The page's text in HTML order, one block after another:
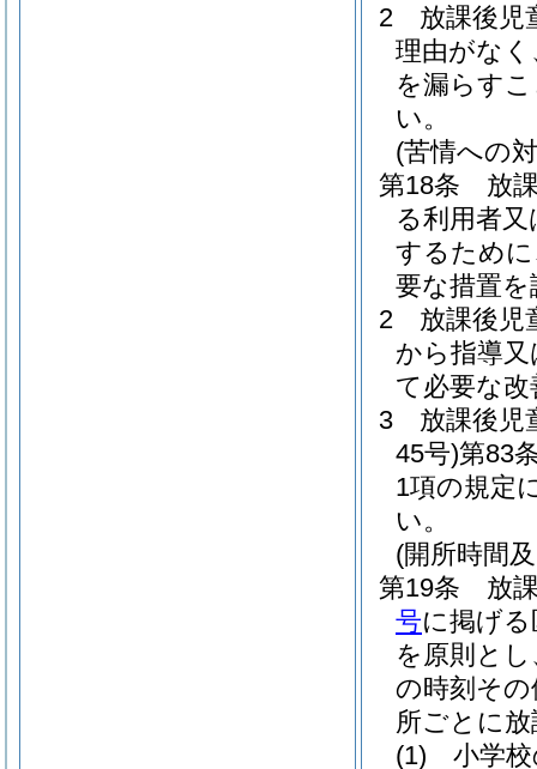
2
放課後児
理由がな
を漏らす
い。
(苦情への
第18条
放
る利用者
するため
要な措置
2
放課後児
から指導
て必要な
3
放課後児
45号)第83
1項の規定
い。
(開所時間
第19条
放
号に掲げ
を原則と
の時刻そ
所ごとに
(1)
小学